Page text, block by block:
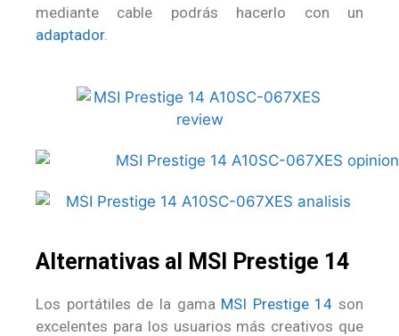
mediante cable podrás hacerlo con un
adaptador.
Alternativas al MSI Prestige 14
Los portátiles de la gama MSI Prestige 14 son
excelentes para los usuarios más creativos que